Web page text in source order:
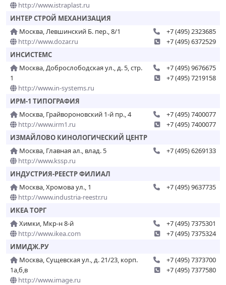
http://www.istraplast.ru
ИНТЕР СТРОЙ МЕХАНИЗАЦИЯ
Москва, Левшинский Б. пер., 8/1
http://www.dozar.ru
+7 (495) 2323685
+7 (495) 6372529
ИНСИСТЕМС
Москва, Доброслободская ул., д. 5, стр.
1
http://www.in-systems.ru
+7 (495) 9676675
+7 (495) 7219158
ИРМ-1 ТИПОГРАФИЯ
Москва, Грайвороновский 1-й пр., 4
http://www.irm1.ru
+7 (495) 7400077
+7 (495) 7400077
ИЗМАЙЛОВО КИНОЛОГИЧЕСКИЙ ЦЕНТР
Москва, Главная ал., влад. 5
http://www.kssp.ru
+7 (495) 6269133
ИНДУСТРИЯ-РЕЕСТР ФИЛИАЛ
Москва, Хромова ул., 1
http://www.industria-reestr.ru
+7 (495) 9637735
ИКЕА ТОРГ
Химки, Мкр-н 8-й
http://www.ikea.com
+7 (495) 7375301
+7 (495) 7375324
ИМИДЖ.РУ
Москва, Сущевская ул., д. 21/23, корп.
1а,б,в
http://www.image.ru
+7 (495) 7373700
+7 (495) 7377580